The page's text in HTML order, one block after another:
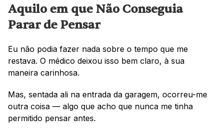
Aquilo em que Não Conseguia
Parar de Pensar
Eu não podia fazer nada sobre o tempo que me
restava. O médico deixou isso bem claro, à sua
maneira carinhosa.
Mas, sentada ali na entrada da garagem, ocorreu-me
outra coisa — algo que acho que nunca me tinha
permitido pensar antes.